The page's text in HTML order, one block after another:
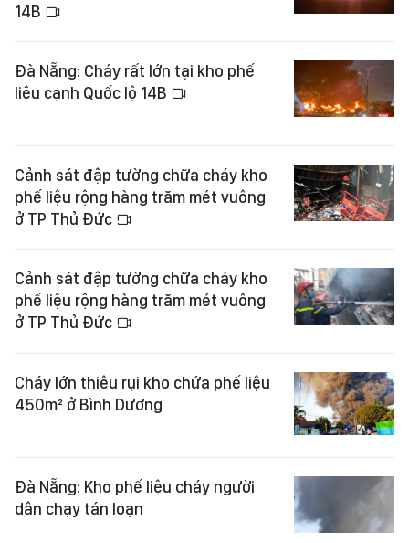
14B
Đà Nẵng: Cháy rất lớn tại kho phế
liệu cạnh Quốc lộ 14B
Cảnh sát đập tường chữa cháy kho
phế liệu rộng hàng trăm mét vuông
ở TP Thủ Đức
Cảnh sát đập tường chữa cháy kho
phế liệu rộng hàng trăm mét vuông
ở TP Thủ Đức
Cháy lớn thiêu rụi kho chứa phế liệu
450m² ở Bình Dương
Đà Nẵng: Kho phế liệu cháy người
dân chạy tán loạn